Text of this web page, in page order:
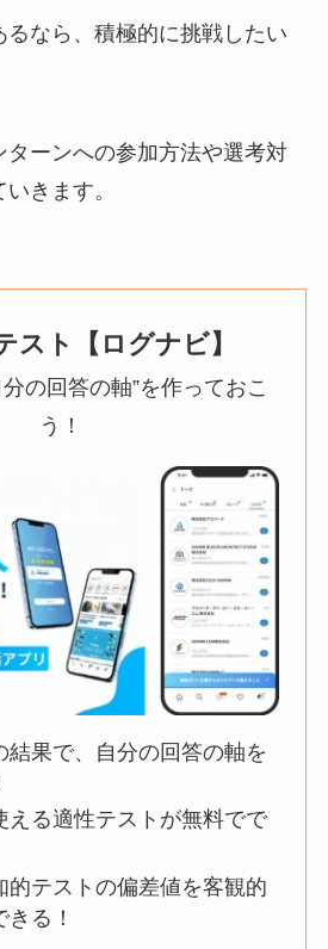
なら、積極的に挑戦したい
ターンへの参加方法や選考対
きます。
スト【ログナビ】
の回答の軸”を作っておこ
う！
結果で、自分の回答の軸を
える適性テストが無料でで
的テストの偏差値を客観的
る！